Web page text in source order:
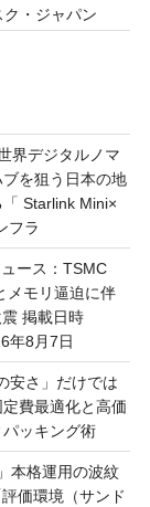
・ジャパン
界デジタルノマ
を狙う日本の地
Starlink Mini×
フラ
ース：TSMC
メモリ逼迫に伴
掲載日時
年8月7日
安さ」だけでは
費最適化と高価
ッキング術
本格運用の波紋
価環境（サンド